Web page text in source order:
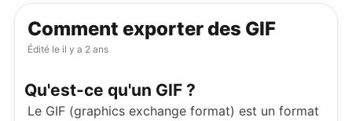
Comment exporter des GIF
Édité le il y a 2 ans
Qu'est-ce qu'un GIF ?
Le GIF (graphics exchange format) est un format